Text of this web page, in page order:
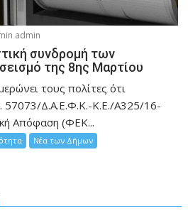
admin
συνδρομή των
της 8ης Μαρτίου
τους πολίτες ότι
57073/Δ.Α.Ε.Φ.Κ.-Κ.Ε./Α325/16-
Απόφαση (ΦΕΚ...
Νέα των Δήμων